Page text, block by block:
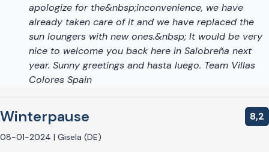
apologize for the&nbsp;inconvenience, we have
already taken care of it and we have replaced the
sun loungers with new ones.&nbsp; It would be very
nice to welcome you back here in Salobreña next
year. Sunny greetings and hasta luego. Team Villas
Colores Spain
Winterpause
08-01-2024 | Gisela (DE)
8,2